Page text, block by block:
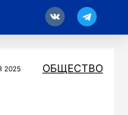
2025
ОБЩЕСТВО